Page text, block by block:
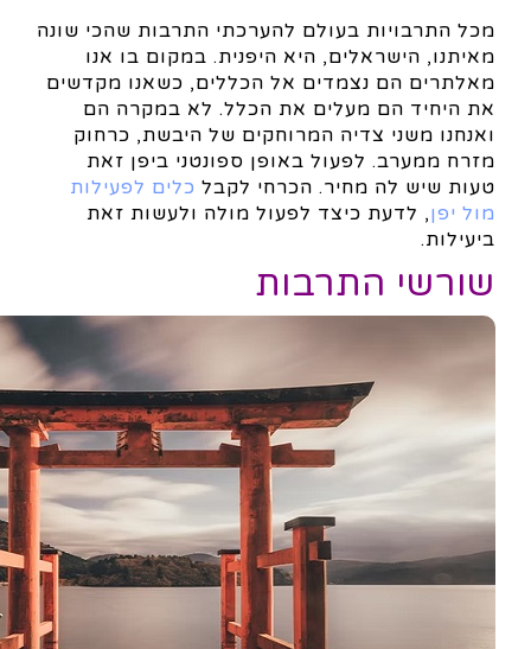
מכל התרבויות בעולם להערכתי התרבות שהכי שונה
מאיתנו, הישראלים, היא היפנית. במקום בו אנו
מאלתרים הם נצמדים אל הכללים, כשאנו מקדשים
את היחיד הם מעלים את הכלל. לא במקרה הם
ואנחנו משני צדיה המרוחקים של היבשת, כרחוק
מזרח ממערב. לפעול באופן ספונטני ביפן זאת
טעות שיש לה מחיר. הכרחי לקבל כלים לפעילות
מול יפן, לדעת כיצד לפעול מולה ולעשות זאת
ביעילות.
שורשי התרבות